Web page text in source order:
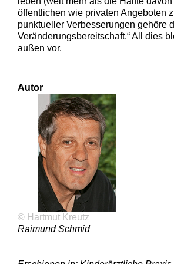
öffentlichen wie privaten Angeboten
punktueller Verbesserungen gehöre
Veränderungsbereitschaft.“ All dies
außen vor.
Autor
© Hartmut Kreutz
Raimund Schmid